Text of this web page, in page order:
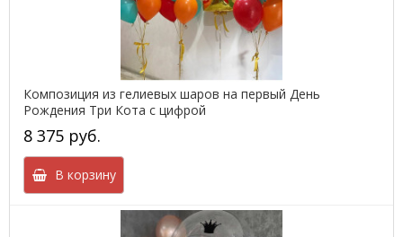
Композиция из гелиевых шаров на первый День
Рождения Три Кота с цифрой
8 375 руб.
В корзину